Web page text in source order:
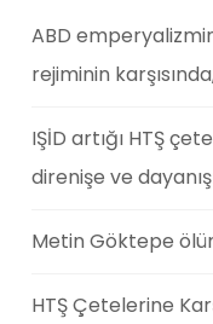
ABD
rejiminin
IŞİD artığı HTŞ
direnişe ve
Metin Göktepe
HTŞ Çetelerine